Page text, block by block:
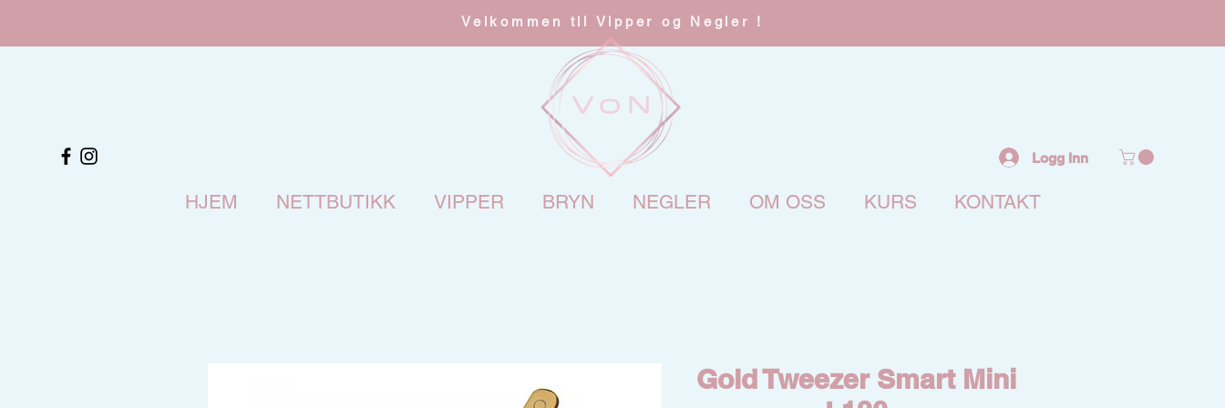
Logg Inn
Velkommen til Vipper og Negler !
HJEM NETTBUTIKK VIPPER BRYN NEGLER OM OSS KURS KONTAKT
Gold Tweezer Smart Mini